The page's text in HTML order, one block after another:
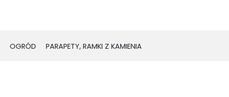
OGRÓD PARAPETY, RAMKI Z KAMIENIA